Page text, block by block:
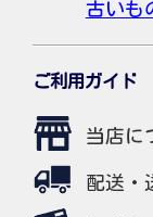
古いも
ご利用ガイド
当店に
配送